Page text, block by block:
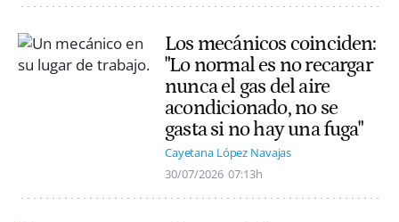
Los mecánicos coinciden:
"Lo normal es no recargar
nunca el gas del aire
acondicionado, no se
gasta si no hay una fuga"
Cayetana López Navajas
30/07/2026 07:13h